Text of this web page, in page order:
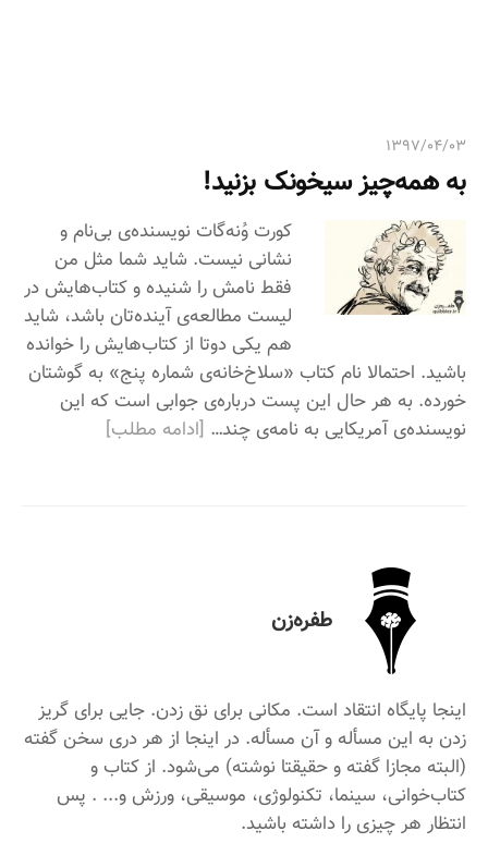
۱۳۹۷/۰۴/۰۳
به همه‌چیز سیخونک بزنید!
کورت وُنه‌گات نویسنده‌ی بی‌نام و
نشانی نیست. شاید شما مثل من
فقط نامش را شنیده و کتاب‌هایش در
لیست مطالعه‌ی آینده‌تان باشد، شاید
هم یکی دوتا از کتاب‌هایش را خوانده
باشید. احتمالا نام کتاب «سلاخ‌خانه‌ی شماره پنج» به گوشتان
خورده. به هر حال این پست درباره‌ی جوابی است که این
نویسنده‌ی آمریکایی به نامه‌ی چند… [ادامه مطلب]
طفره‌زن
اینجا پایگاه انتقاد است. مکانی برای نق زدن. جایی برای گریز
زدن به این مسأله و آن مسأله. در اینجا از هر دری سخن گفته
(البته مجازا گفته و حقیقتا نوشته) می‌شود. از کتاب و
کتاب‌خوانی، سینما، تکنولوژی، موسیقی، ورزش و... . پس
انتظار هر چیزی را داشته باشید.